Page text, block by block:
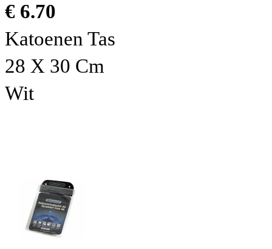
€ 6.70
Katoenen Tas
28 X 30 Cm
Wit